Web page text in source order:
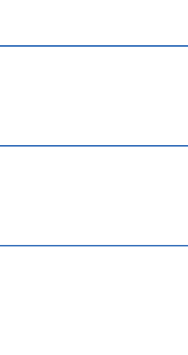
к полноценной
нервного
педагогики и права в
за поддержкой.
наказуемому поведению.